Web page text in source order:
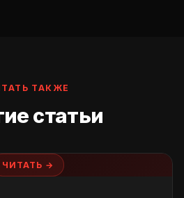
ТАКЖЕ
статьи
ЧИТАТЬ →